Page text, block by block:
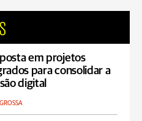
em projetos
para consolidar a
digital